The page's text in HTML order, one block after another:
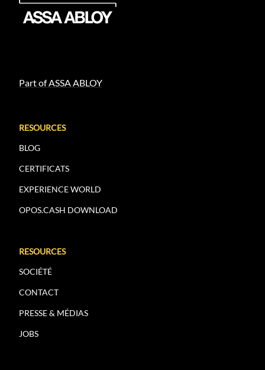
Part of ASSA ABLOY
RESOURCES
BLOG
CERTIFICATS
EXPERIENCE WORLD
OPOS.CASH DOWNLOAD
RESOURCES
SOCIÉTÉ
CONTACT
PRESSE & MÉDIAS
JOBS